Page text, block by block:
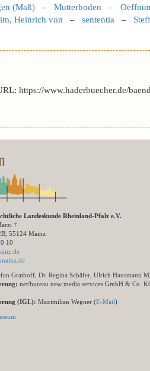
(Maß) – Mutterboden –
Heinrich von – sententia –
https://www.haderbuecher.de/
Landeskunde Rheinland-Pfalz e.V.
†
55124 Mainz
10
Grathoff, Dr. Regina Schäfer, Ulrich Hausmann
net/bureau new media services GmbH & Co.
(IGL): Maximilian Wegner (E-Mail)